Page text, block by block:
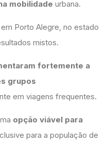
mobilidade urbana.
Porto Alegre, no estado
mistos.
fortemente a
grupos
em viagens frequentes.
opção viável para
para a população de